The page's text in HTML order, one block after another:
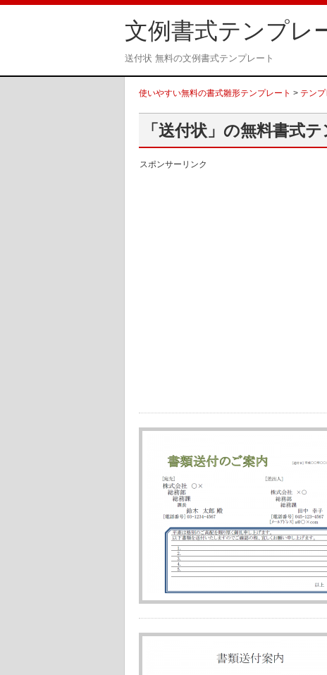
文例書式テンプレ
送付状 無料の文例書式テンプレート
使いやすい無料の書式雛形テンプレート > テン
「送付状」の無料書式
スポンサーリンク